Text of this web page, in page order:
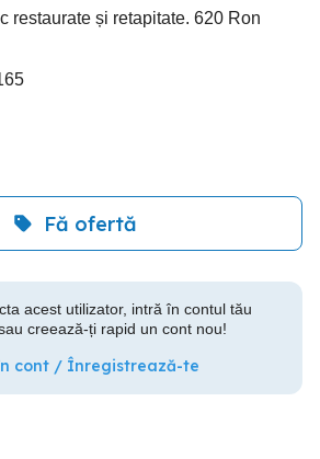
restaurate și retapitate. 620 Ron
Fă ofertă
acest utilizator, intră în contul tău
creează-ți rapid un cont nou!
cont / Înregistrează-te